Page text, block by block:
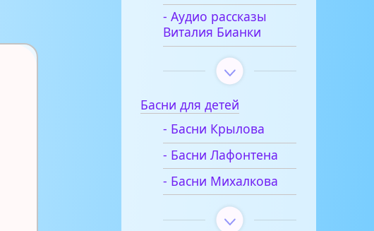
- Аудио рассказы
Виталия Бианки
Басни для детей
- Басни Крылова
- Басни Лафонтена
- Басни Михалкова